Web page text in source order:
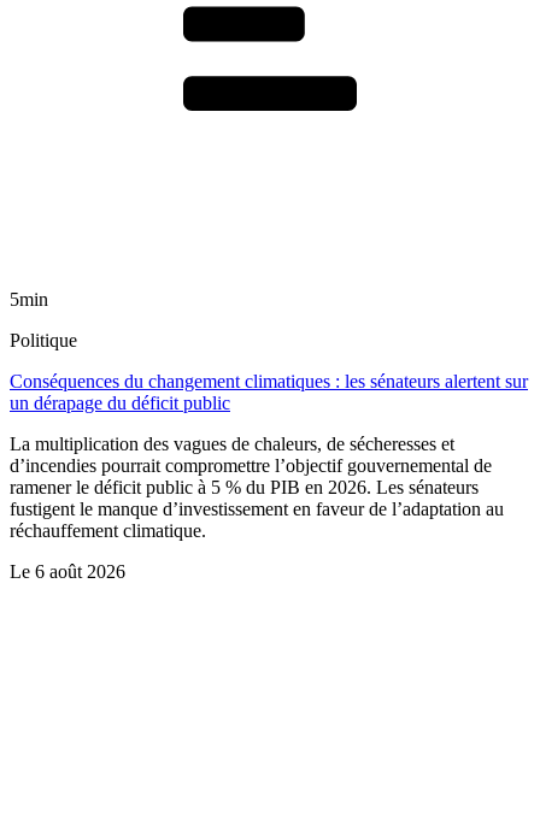
5min
Politique
Conséquences du changement climatiques : les sénateurs alertent sur
un dérapage du déficit public
La multiplication des vagues de chaleurs, de sécheresses et
d’incendies pourrait compromettre l’objectif gouvernemental de
ramener le déficit public à 5 % du PIB en 2026. Les sénateurs
fustigent le manque d’investissement en faveur de l’adaptation au
réchauffement climatique.
Le 6 août 2026